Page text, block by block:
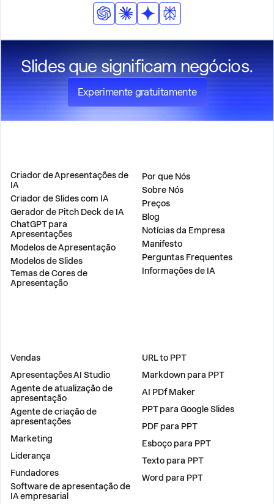
Slides que significam negócios.
Experimente gratuitamente
Criador de Apresentações de
IA
Criador de Slides com IA
Gerador de Pitch Deck de IA
ChatGPT para
Apresentações
Modelos de Apresentação
Modelos de Slides
Temas de Cores de
Apresentação
Por que Nós
Sobre Nós
Preços
Blog
Notícias da Empresa
Manifesto
Perguntas Frequentes
Informações de IA
Vendas
Apresentações AI Studio
Agente de atualização de
apresentação
Agente de criação de
apresentações
Marketing
Liderança
Fundadores
Software de apresentação de
IA empresarial
URL to PPT
Markdown para PPT
AI PDf Maker
PPT para Google Slides
PDF para PPT
Esboço para PPT
Texto para PPT
Word para PPT